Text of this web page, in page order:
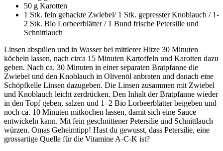
50 g Karotten
1 Stk. fein gehackte Zwiebel/ 1 Stk. gepresster Knoblauch / 1-
2 Stk. Bio Lorbeerblätter / 1 Bund frische Petersilie und
Schnittlauch
Linsen abspülen und in Wasser bei mittlerer Hitze 30 Minuten
köcheln lassen, nach circa 15 Minuten Kartoffeln und Karotten dazu
geben. Nach ca. 30 Minuten in einer separaten Bratpfanne die
Zwiebel und den Knoblauch in Olivenöl anbraten und danach eine
Schöpfkelle Linsen dazugeben. Die Linsen zusammen mit Zwiebel
und Knoblauch leicht zerdrücken. Den Inhalt der Bratpfanne wieder
in den Topf geben, salzen und 1–2 Bio Lorbeerblätter beigeben und
noch ca. 10 Minuten mitkochen lassen, damit sich eine Sauce
entwickeln kann. Mit fein geschnittener Petersilie und Schnittlauch
würzen. Omas Geheimtipp! Hast du gewusst, dass Petersilie, eine
grossartige Quelle für die Vitamine A-C-K ist?